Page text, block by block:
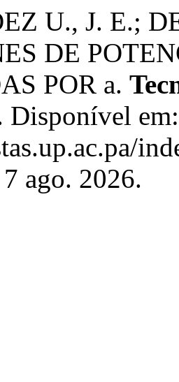
U., J. E.;
DE
POR a.
Disponível em:
ago. 2026.